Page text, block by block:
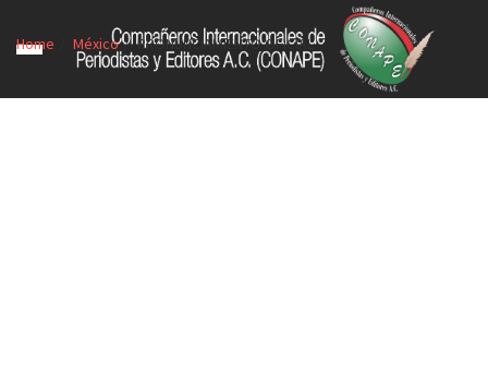
Home México PRONUNCIAMIENTO OFICIAL